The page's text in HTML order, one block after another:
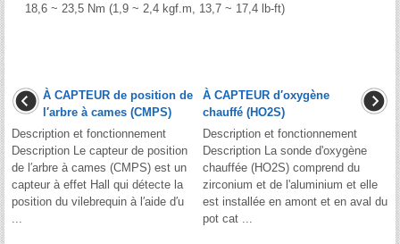
18,6 ~ 23,5 Nm (1,9 ~ 2,4 kgf.m, 13,7 ~ 17,4 lb-ft)
À CAPTEUR de position de
l′arbre à cames (CMPS)
Description et fonctionnement
Description Le capteur de position
de l′arbre à cames (CMPS) est un
capteur à effet Hall qui détecte la
position du vilebrequin à l′aide d′u
À CAPTEUR d′oxygène
chauffé (HO2S)
Description et fonctionnement
Description La sonde d'oxygène
chauffée (HO2S) comprend du
zirconium et de l'aluminium et elle
est installée en amont et en aval du
pot cat ...